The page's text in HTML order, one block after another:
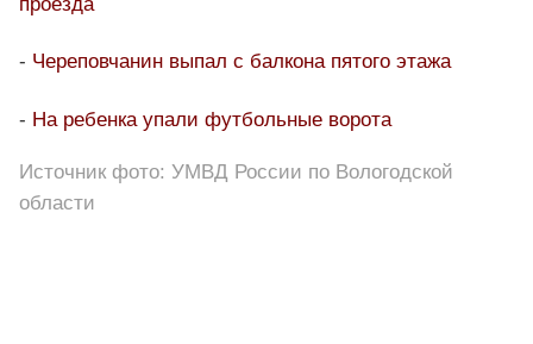
проезда
- Череповчанин выпал с балкона пятого этажа
- На ребенка упали футбольные ворота
Источник фото: УМВД России по Вологодской
области